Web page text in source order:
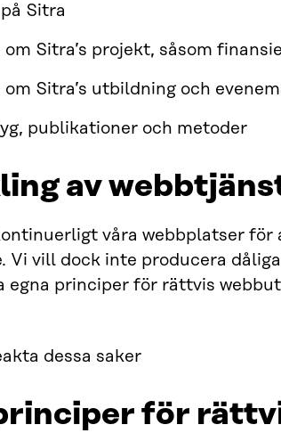
Sitra
Sitra’s projekt, såsom
Sitra’s utbildning och
publikationer och metoder
av
våra webbplatser
Vi vill dock inte producera
egna principer för rättvis
dessa saker
för